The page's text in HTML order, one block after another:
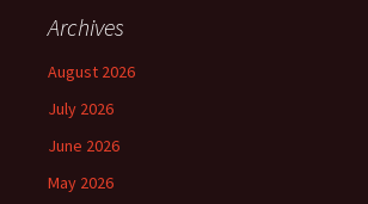
Archives
August 2026
July 2026
June 2026
May 2026